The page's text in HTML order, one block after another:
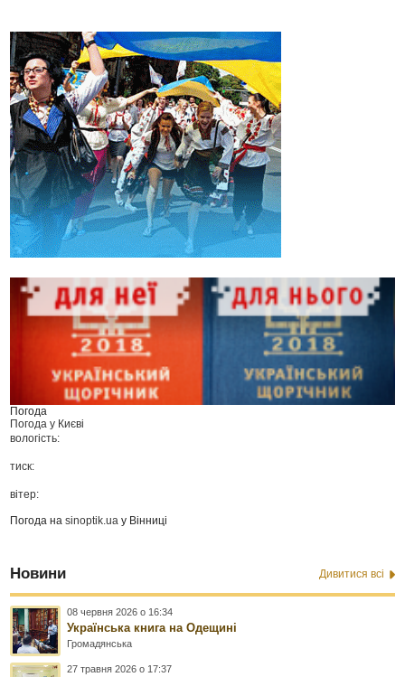
Погода
Погода у Києві
вологість:
тиск:
вітер:
Погода наsinoptik.ua у Вінниці
Новини Дивитися всі
08 червня 2026 о 16:34
Українська книга на Одещині
Громадянська
27 травня 2026 о 17:37